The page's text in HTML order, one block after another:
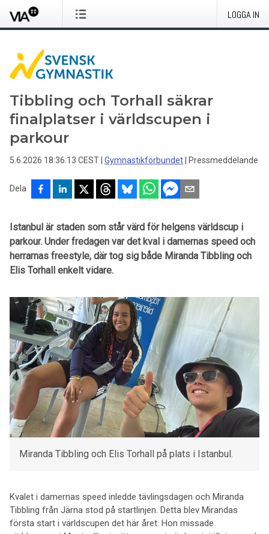
LOGGA IN
Tibbling och Torhall säkrar
finalplatser i världscupen i
parkour
5.6.2026 18:36:13 CEST Gymnastikförbundet Pressmeddelande
Dela
Istanbul är staden som står värd för helgens världscup i
parkour. Under fredagen var det kval i damernas speed och
herrarnas freestyle, där tog sig både Miranda Tibbling och
Elis Torhall enkelt vidare.
Miranda Tibbling och Elis Torhall på plats i Istanbul.
Kvalet i damernas speed inledde tävlingsdagen och Miranda
Tibbling från Järna stod på startlinjen. Detta blev Mirandas
första start i världscupen det här året. Hon missade